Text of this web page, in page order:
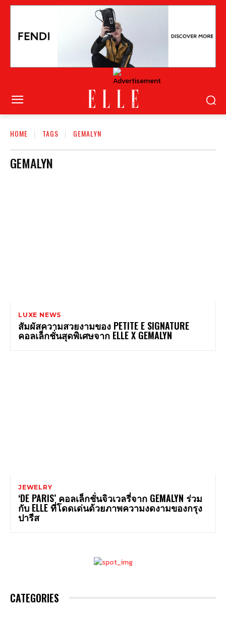
HOME TAGS GEMALYN
GEMALYN
LUXE NEWS
สัมผัสความสวยงามของ PETITE E SIGNATURE
คอลเล็กชั่นสุดพิเศษจาก ELLE X GEMALYN
JEWELRY
‘DE PARIS’ คอลเล็กชั่นจิวเวลรี่จาก GEMALYN ร่วม
กับ ELLE ที่โดดเด่นด้วยภาพความงดงามของกรุง
ปารีส
CATEGORIES